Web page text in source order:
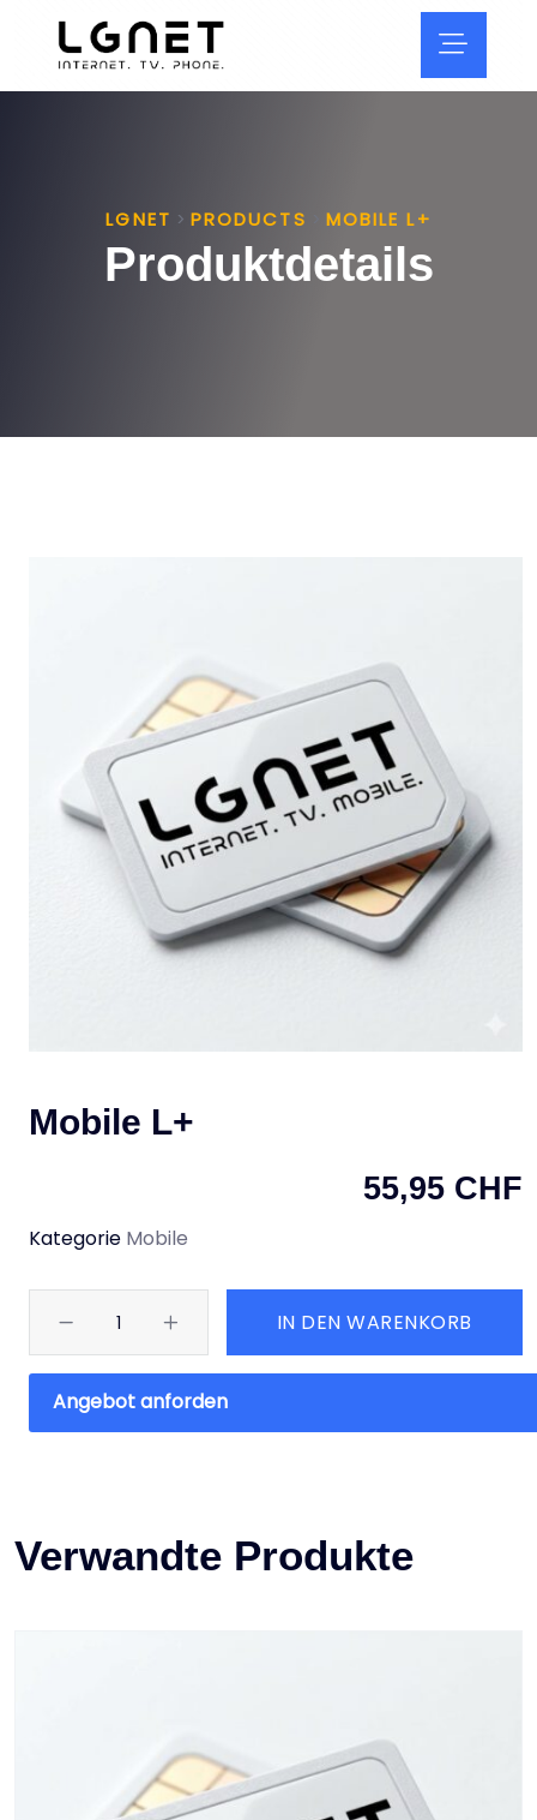
LGNET > PRODUCTS MOBILE L+
Produktdetails
Mobile L+
55,95 CHF
Kategorie Mobile
IN DEN WARENKORB
Angebot anforden
Verwandte Produkte